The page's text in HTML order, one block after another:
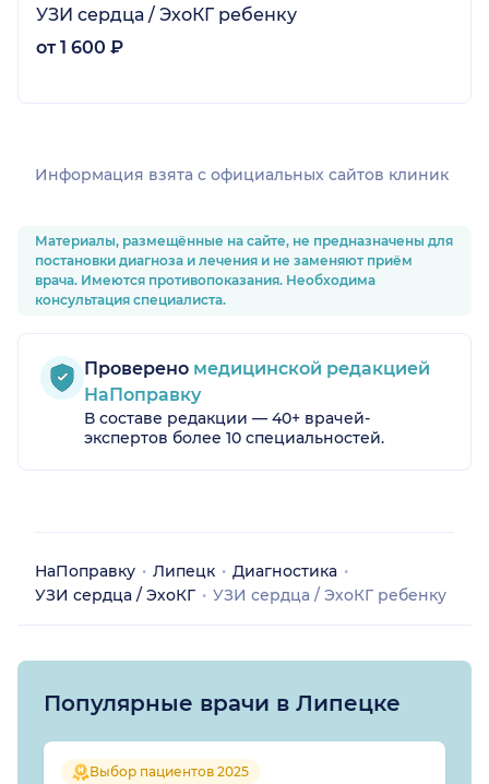
УЗИ сердца / ЭхоКГ ребенку
от 1 600 ₽
Информация взята c официальных сайтов клиник
Материалы, размещённые на сайте, не предназначены для
постановки диагноза и лечения и не заменяют приём
врача. Имеются противопоказания. Необходима
консультация специалиста.
Проверено медицинской редакцией
НаПоправку
В составе редакции — 40+ врачей-
экспертов более 10 специальностей.
НаПоправку Липецк
Диагностика
УЗИ сердца / ЭхоКГ
УЗИ сердца / ЭхоКГ ребенку
Популярные врачи в Липецке
Выбор пациентов 2025